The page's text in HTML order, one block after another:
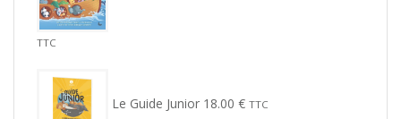
TTC
Le Guide Junior 18.00 € TTC